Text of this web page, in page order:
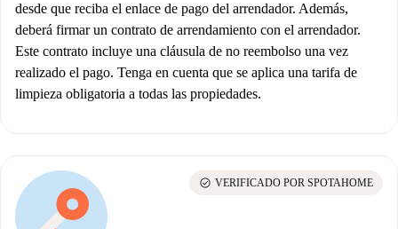
desde que reciba el enlace de pago del arrendador. Además,
deberá firmar un contrato de arrendamiento con el arrendador.
Este contrato incluye una cláusula de no reembolso una vez
realizado el pago. Tenga en cuenta que se aplica una tarifa de
limpieza obligatoria a todas las propiedades.
check_circle VERIFICADO POR SPOTAHOME